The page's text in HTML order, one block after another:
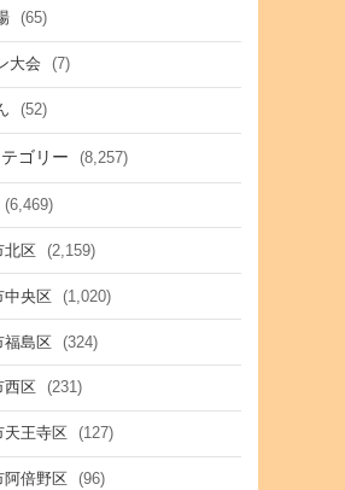
(65)
大会 (7)
(52)
ゴリー (8,257)
(6,469)
北区 (2,159)
中央区 (1,020)
福島区 (324)
西区 (231)
天王寺区 (127)
阿倍野区 (96)